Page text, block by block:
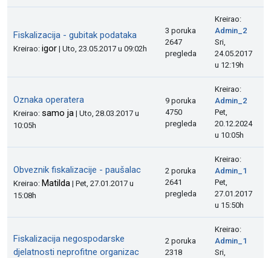
Fiskalizacija - gubitak podataka
Kreirao: igor | Uto, 23.05.2017 u 09:02h
3 poruka
2647
pregleda
Kreirao:
Admin_2
Sri,
24.05.2017
u 12:19h
Oznaka operatera
Kreirao: samo ja | Uto, 28.03.2017 u
10:05h
9 poruka
4750
pregleda
Kreirao:
Admin_2
Pet,
20.12.2024
u 10:05h
Obveznik fiskalizacije - paušalac
Kreirao: Matilda | Pet, 27.01.2017 u
15:08h
2 poruka
2641
pregleda
Kreirao:
Admin_1
Pet,
27.01.2017
u 15:50h
Fiskalizacija negospodarske
djelatnosti neprofitne organizac
2 poruka
2318
Kreirao:
Admin_1
Sri,